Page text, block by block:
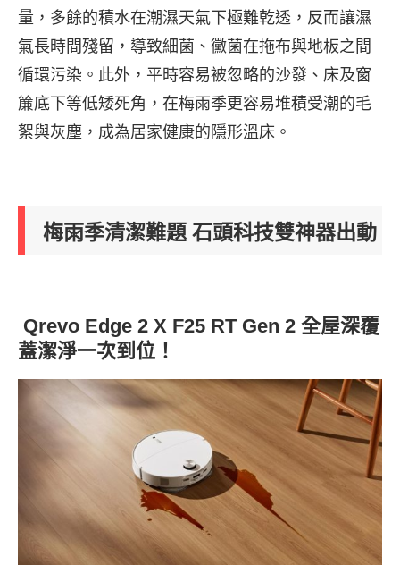
量，多餘的積水在潮濕天氣下極難乾透，反而讓濕
氣長時間殘留，導致細菌、黴菌在拖布與地板之間
循環污染。此外，平時容易被忽略的沙發、床及窗
簾底下等低矮死角，在梅雨季更容易堆積受潮的毛
絮與灰塵，成為居家健康的隱形溫床。
梅雨季清潔難題 石頭科技雙神器出動
Qrevo Edge 2 X F25 RT Gen 2 全屋深覆
蓋潔淨一次到位！